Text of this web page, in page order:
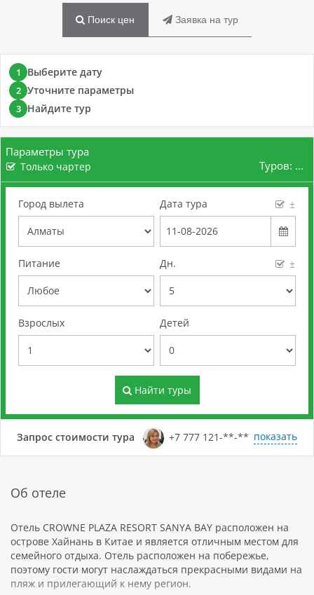
Поиск цен Заявка на тур
1 Выберите дату
2 Уточните параметры
3 Найдите тур
Параметры тура
Только чартер Туров: ...
Город вылета Дата тура ±
Питание Дн. ±
Взрослых Детей
Найти туры
Запрос стоимости тура +7 777 121-**-** показать
Об отеле
Отель CROWNE PLAZA RESORT SANYA BAY расположен на
острове Хайнань в Китае и является отличным местом для
семейного отдыха. Отель расположен на побережье,
поэтому гости могут наслаждаться прекрасными видами на
пляж и прилегающий к нему регион.